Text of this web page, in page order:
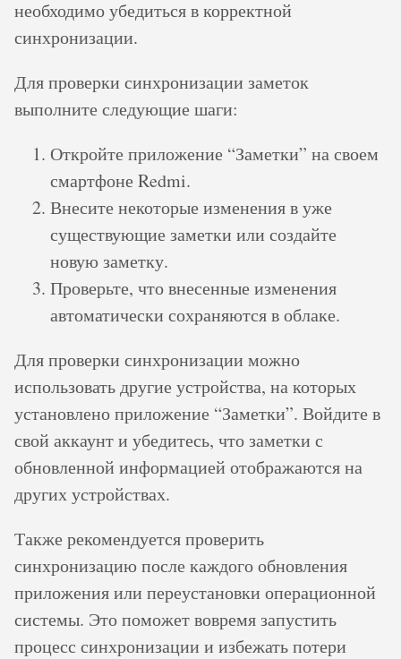
необходимо убедиться в корректной
синхронизации.
Для проверки синхронизации заметок
выполните следующие шаги:
Откройте приложение “Заметки” на своем
смартфоне Redmi.
Внесите некоторые изменения в уже
существующие заметки или создайте
новую заметку.
Проверьте, что внесенные изменения
автоматически сохраняются в облаке.
Для проверки синхронизации можно
использовать другие устройства, на которых
установлено приложение “Заметки”. Войдите в
свой аккаунт и убедитесь, что заметки с
обновленной информацией отображаются на
других устройствах.
Также рекомендуется проверить
синхронизацию после каждого обновления
приложения или переустановки операционной
системы. Это поможет вовремя запустить
процесс синхронизации и избежать потери